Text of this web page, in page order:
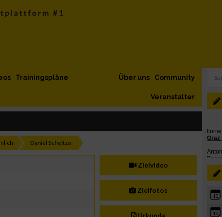
Trainingspläne Community
Über uns
Veranstalter
Daniel Scheitza
Zielvideo
Zielfotos
Urkunde
12
13